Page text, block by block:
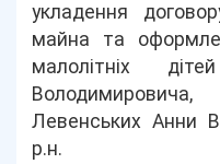
укладення
майна та
малолітніх
Левенських Анни
р.н.